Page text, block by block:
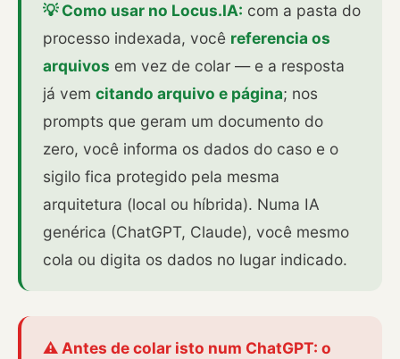
💡 Como usar no Locus.IA: com a pasta do
processo indexada, você referencia os
arquivos em vez de colar — e a resposta
já vem citando arquivo e página; nos
prompts que geram um documento do
zero, você informa os dados do caso e o
sigilo fica protegido pela mesma
arquitetura (local ou híbrida). Numa IA
genérica (ChatGPT, Claude), você mesmo
cola ou digita os dados no lugar indicado.
⚠️ Antes de colar isto num ChatGPT: o